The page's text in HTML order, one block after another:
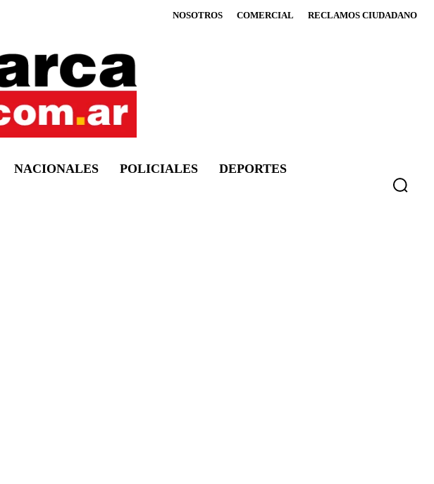
NOSOTROS COMERCIAL RECLAMOS CIUDADANO
NACIONALES POLICIALES DEPORTES